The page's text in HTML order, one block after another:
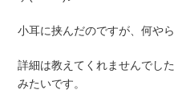
小耳に挟んだのですが、何や
詳細は教えてくれませんでし
みたいです。